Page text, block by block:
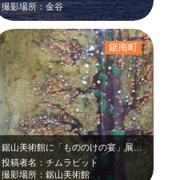
撮影場所：金谷
鋸山美術館に「もののけの宴」展を観に行きました。妖怪画家、柳生忠平さんの絵は初…
投稿者名：チムラビット
撮影場所：鋸山美術館
鋸南町